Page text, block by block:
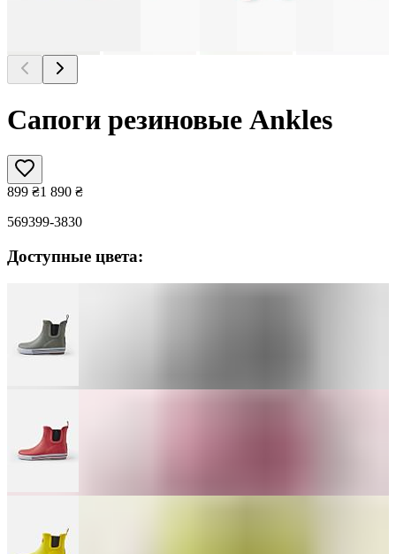
Сапоги резиновые Ankles
899 ₴1 890 ₴
569399-3830
Доступные цвета: